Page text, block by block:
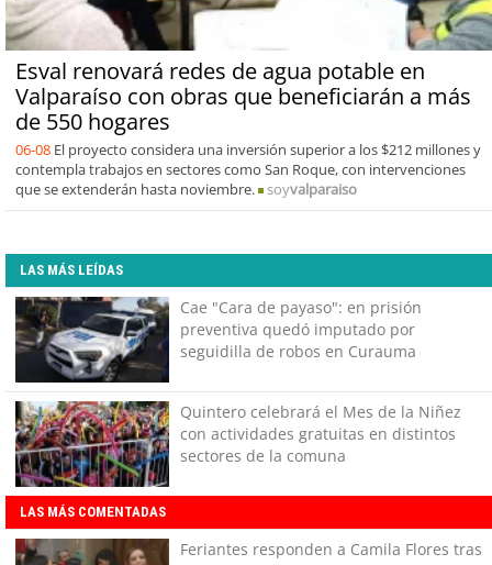
Esval renovará redes de agua potable en
Valparaíso con obras que beneficiarán a más
de 550 hogares
06-08 El proyecto considera una inversión superior a los $212 millones y
contempla trabajos en sectores como San Roque, con intervenciones
que se extenderán hasta noviembre.
soyvalparaiso
LAS MÁS LEÍDAS
Cae "Cara de payaso": en prisión
preventiva quedó imputado por
seguidilla de robos en Curauma
Quintero celebrará el Mes de la Niñez
con actividades gratuitas en distintos
sectores de la comuna
LAS MÁS COMENTADAS
Feriantes responden a Camila Flores tras